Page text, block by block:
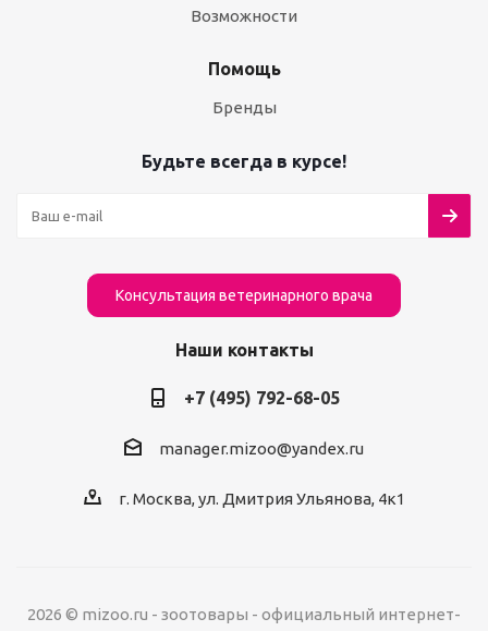
Возможности
Помощь
Бренды
Будьте всегда в курсе!
Консультация ветеринарного врача
Наши контакты
+7 (495) 792-68-05
manager.mizoo@yandex.ru
г. Москва, ул. Дмитрия Ульянова, 4к1
2026 © mizoo.ru - зоотовары - официальный интернет-